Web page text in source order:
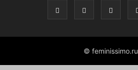
© feminissimo.ru